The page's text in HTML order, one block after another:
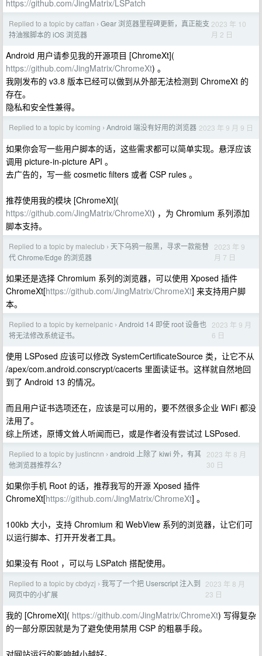
https://github.com/JingMatrix/LSPatch
Replied to a topic by catfan › Gear 浏览器里程碑更新，真正能支
持油猴脚本的 iOS 浏览器
2023 年 10
月 2 日
Android 用户请参见我的开源项目 [ChromeXt](
https://github.com/JingMatrix/ChromeXt) 。
我刚发布的 v3.8 版本已经可以做到从外部无法检测到 ChromeXt 的
存在。
隐私和安全性兼得。
Replied to a topic by icoming › Android 端没有好用的浏览器 2023 年 9 月 9 日
如果你会写一些用户脚本的话，这些需求都可以简单实现。悬浮应该
调用 picture-in-picture API 。
去广告的，写一些 cosmetic filters 或者 CSP rules 。
推荐使用我的模块 [ChromeXt](
https://github.com/JingMatrix/ChromeXt) ，为 Chromium 系列添加
脚本支持。
Replied to a topic by maleclub › 天下乌鸦一般黑，寻求一款能替
代 Chrome/Edge 的浏览器
2023 年 9
月 7 日
如果还是选择 Chromium 系列的浏览器，可以使用 Xposed 插件
ChromeXt[https://github.com/JingMatrix/ChromeXt] 来支持用户脚
本。
Replied to a topic by kernelpanic › Android 14 即使 root 设备也
将无法修改系统证书。
2023 年 9 月
6 日
使用 LSPosed 应该可以修改 SystemCertificateSource 类，让它不从
/apex/com.android.conscrypt/cacerts 里面读证书。这样就自然地回
到了 Android 13 的情况。
而且用户证书选项还在，应该是可以用的，要不然很多企业 WiFi 都没
法用了。
综上所述，原博文耸人听闻而已，或是作者没有尝试过 LSPosed.
Replied to a topic by justincnn › android 上除了 kiwi 外，有其
他浏览器推荐么？
2023 年 8 月
30 日
如果你手机 Root 的话，推荐我写的开源 Xposed 插件
ChromeXt[https://github.com/JingMatrix/ChromeXt] 。
100kb 大小，支持 Chromium 和 WebView 系列的浏览器，让它们可
以运行脚本、打开开发者工具。
如果没有 Root ，可以与 LSPatch 搭配使用。
Replied to a topic by cbdyzj › 我写了一个把 Userscript 注入到
网页中的小扩展
2023 年 8 月
23 日
我的 [ChromeXt]( https://github.com/JingMatrix/ChromeXt) 写得复杂
的一部分原因就是为了避免使用禁用 CSP 的粗暴手段。
对网站运行的影响越小越好。